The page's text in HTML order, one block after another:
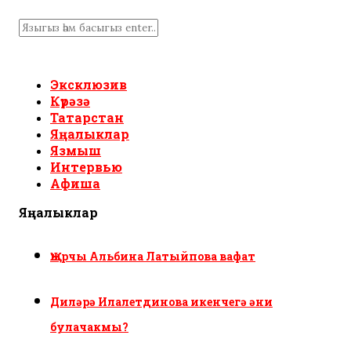
Эксклюзив
Күрәзә
Татарстан
Яңалыклар
Язмыш
Интервью
Афиша
Яңалыклар
Җырчы Альбина Латыйпова вафат
Диләрә Илалетдинова икенчегә әни
булачакмы?